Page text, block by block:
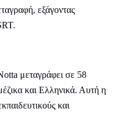
εξάγοντας
μεταγράφει σε 58
και Ελληνικά. Αυτή η
και